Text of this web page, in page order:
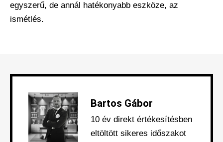
egyszerű, de annál hatékonyabb eszköze, az
ismétlés.
Bartos Gábor
10 év direkt értékesítésben
eltöltött sikeres időszakot